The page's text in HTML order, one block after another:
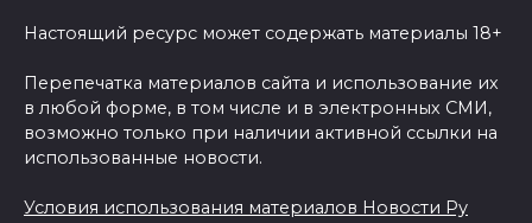
Настоящий ресурс может содержать материалы 18+
Перепечатка материалов сайта и использование их
в любой форме, в том числе и в электронных СМИ,
возможно только при наличии активной ссылки на
использованные новости.
Условия использования материалов Новости Ру